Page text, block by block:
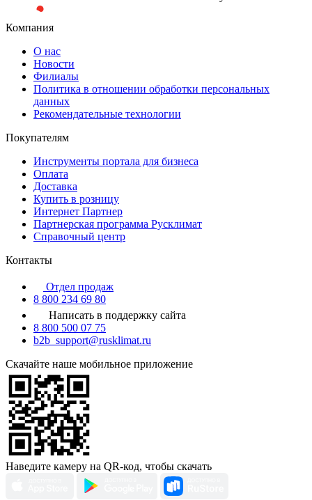
Компания
О нас
Новости
Филиалы
Политика в отношении обработки персональных
данных
Рекомендательные технологии
Покупателям
Инструменты портала для бизнеса
Оплата
Доставка
Купить в розницу
Интернет Партнер
Партнерская программа Русклимат
Справочный центр
Контакты
Отдел продаж
8 800 234 69 80
Написать в поддержку сайта
8 800 500 07 75
b2b_support@rusklimat.ru
Скачайте наше мобильное приложение
Наведите камеру на QR-код, чтобы скачать